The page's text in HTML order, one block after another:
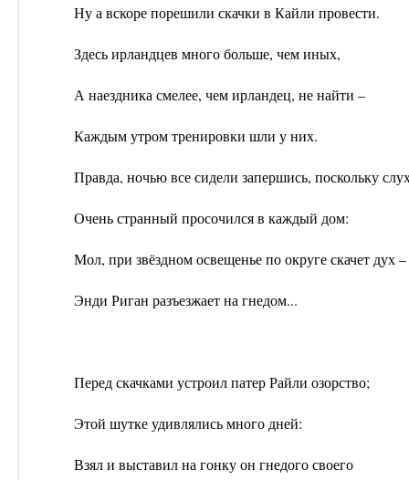
Ну а вскоре порешили скачки в Кайли провести.
Здесь ирландцев много больше, чем иных,
А наездника смелее, чем ирландец, не найти –
Каждым утром тренировки шли у них.
Правда, ночью все сидели запершись, поскольку
Очень странный просочился в каждый дом:
Мол, при звёздном освещенье по округе скачет дух –
Энди Риган разъезжает на гнедом...
Перед скачками устроил патер Райли озорство;
Этой шутке удивлялись много дней:
Взял и выставил на гонку он гнедого своего